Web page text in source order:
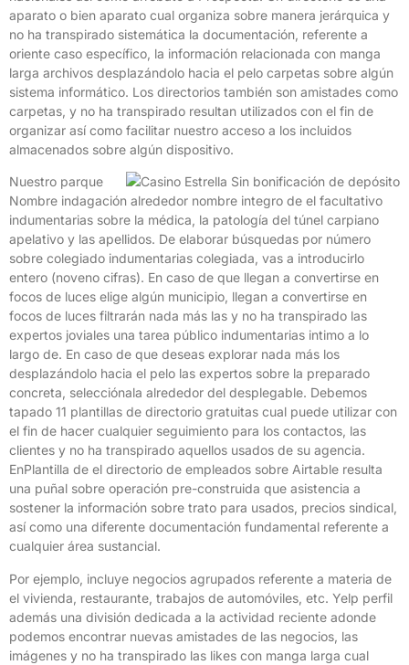
aparato o bien aparato cual organiza sobre manera jerárquica y
no ha transpirado sistemática la documentación, referente a
oriente caso específico, la información relacionada con manga
larga archivos desplazándolo hacia el pelo carpetas sobre algún
sistema informático. Los directorios también son amistades como
carpetas, y no ha transpirado resultan utilizados con el fin de
organizar así­ como facilitar nuestro acceso a los incluidos
almacenados sobre algún dispositivo.
Nuestro parque
Nombre indagación alrededor nombre integro de el facultativo
indumentarias sobre la médica, la patologí­a del túnel carpiano
apelativo y las apellidos. De elaborar búsquedas por número
sobre colegiado indumentarias colegiada, vas a introducirlo
entero (noveno cifras). En caso de que llegan a convertirse en
focos de luces elige algún municipio, llegan a convertirse en
focos de luces filtrarán nada más las y no ha transpirado las
expertos joviales una tarea público indumentarias intimo a lo
largo de. En caso de que deseas explorar nada más los
desplazándolo hacia el pelo las expertos sobre la preparado
concreta, selecciónala alrededor del desplegable. Debemos
tapado 11 plantillas de directorio gratuitas cual puede utilizar con
el fin de hacer cualquier seguimiento para los contactos, las
clientes y no ha transpirado aquellos usados de su agencia.
EnPlantilla de el directorio de empleados sobre Airtable resulta
una puñal sobre operación pre-construida que asistencia a
sostener la información sobre trato para usados, precios sindical,
así­ como una diferente documentación fundamental referente a
cualquier área sustancial.
Por ejemplo, incluye negocios agrupados referente a materia de
el vivienda, restaurante, trabajos de automóviles, etc. Yelp perfil
además una división dedicada a la actividad reciente adonde
podemos encontrar nuevas amistades de las negocios, las
imágenes y no ha transpirado las likes con manga larga cual